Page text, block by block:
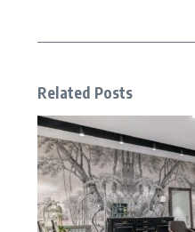
Related Posts